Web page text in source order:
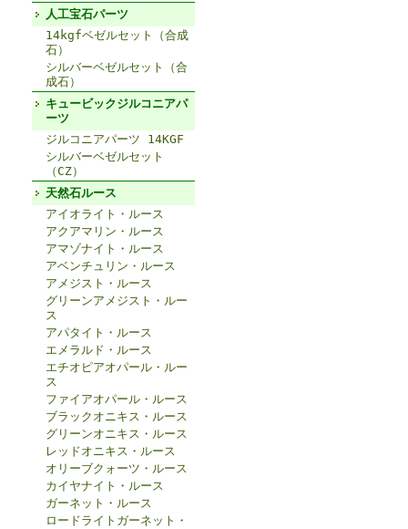
人工宝石パーツ
14kgfベゼルセット（合成
石）
シルバーベゼルセット（合
成石）
キュービックジルコニアパ
ーツ
ジルコニアパーツ 14KGF
シルバーベゼルセット
（CZ）
天然石ルース
アイオライト・ルース
アクアマリン・ルース
アマゾナイト・ルース
アベンチュリン・ルース
アメジスト・ルース
グリーンアメジスト・ルー
ス
アパタイト・ルース
エメラルド・ルース
エチオピアオパール・ルー
ス
ファイアオパール・ルース
ブラックオニキス・ルース
グリーンオニキス・ルース
レッドオニキス・ルース
オリーブクォーツ・ルース
カイヤナイト・ルース
ガーネット・ルース
ロードライトガーネット・